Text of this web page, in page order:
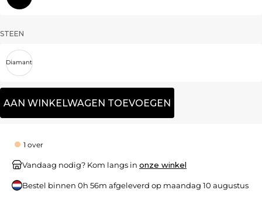
STEEN
Diamant
AAN WINKELWAGEN TOEVOEGEN
1 over
Vandaag nodig? Kom langs in onze winkel
Bestel binnen 0h 56m afgeleverd op maandag 10 augustus